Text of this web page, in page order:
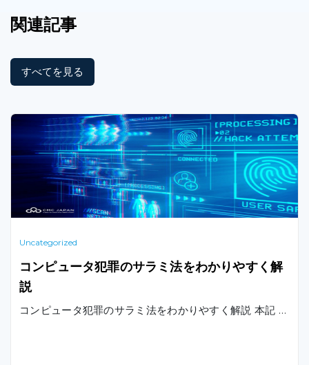
関連記事
すべてを見る
Uncategorized
コンピュータ犯罪のサラミ法をわかりやすく解
説
コンピュータ犯罪のサラミ法をわかりやすく解説 本記 …